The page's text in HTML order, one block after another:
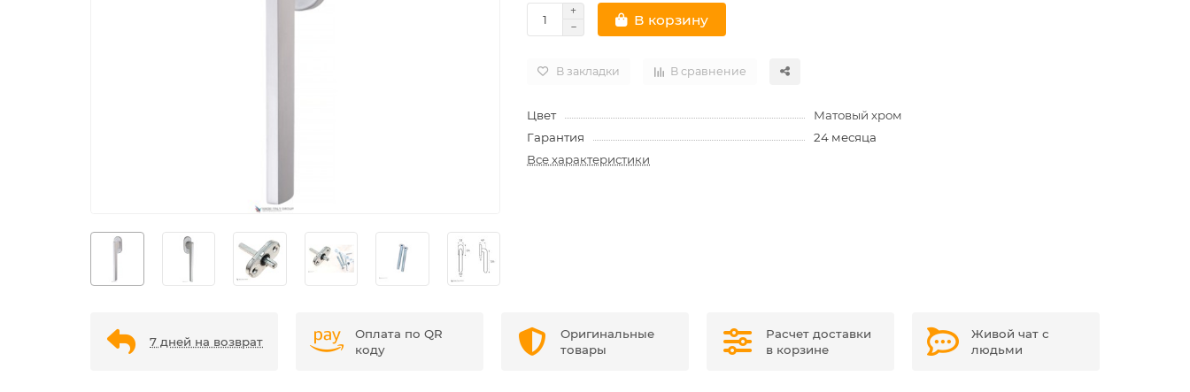
В корзину
В закладки В сравнение
Цвет
Матовый хром
Гарантия
24 месяца
Все характеристики
7 дней на возврат
Оплата по QR
коду
Оригинальные
товары
Расчет доставки
в корзине
Живой чат с
людьми